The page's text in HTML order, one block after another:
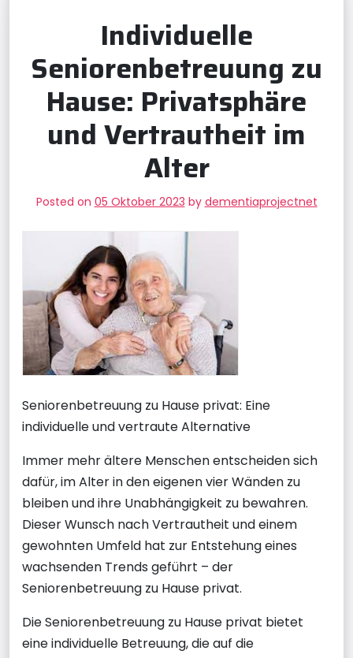
Individuelle
Seniorenbetreuung zu
Hause: Privatsphäre
und Vertrautheit im
Alter
Posted on 05 Oktober 2023 by dementiaprojectnet
Seniorenbetreuung zu Hause privat: Eine
individuelle und vertraute Alternative
Immer mehr ältere Menschen entscheiden sich
dafür, im Alter in den eigenen vier Wänden zu
bleiben und ihre Unabhängigkeit zu bewahren.
Dieser Wunsch nach Vertrautheit und einem
gewohnten Umfeld hat zur Entstehung eines
wachsenden Trends geführt – der
Seniorenbetreuung zu Hause privat.
Die Seniorenbetreuung zu Hause privat bietet
eine individuelle Betreuung, die auf die